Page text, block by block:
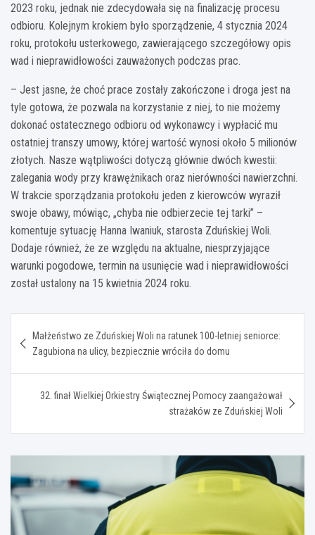
2023 roku, jednak nie zdecydowała się na finalizację procesu
odbioru. Kolejnym krokiem było sporządzenie, 4 stycznia 2024
roku, protokołu usterkowego, zawierającego szczegółowy opis
wad i nieprawidłowości zauważonych podczas prac.
– Jest jasne, że choć prace zostały zakończone i droga jest na
tyle gotowa, że pozwala na korzystanie z niej, to nie możemy
dokonać ostatecznego odbioru od wykonawcy i wypłacić mu
ostatniej transzy umowy, której wartość wynosi około 5 milionów
złotych. Nasze wątpliwości dotyczą głównie dwóch kwestii:
zalegania wody przy krawężnikach oraz nierówności nawierzchni.
W trakcie sporządzania protokołu jeden z kierowców wyraził
swoje obawy, mówiąc, „chyba nie odbierzecie tej tarki” –
komentuje sytuację Hanna Iwaniuk, starosta Zduńskiej Woli.
Dodaje również, że ze względu na aktualne, niesprzyjające
warunki pogodowe, termin na usunięcie wad i nieprawidłowości
został ustalony na 15 kwietnia 2024 roku.
wpisu
Małżeństwo ze Zduńskiej Woli na ratunek 100-letniej seniorce:
Zagubiona na ulicy, bezpiecznie wróciła do domu
32. finał Wielkiej Orkiestry Świątecznej Pomocy zaangażował
strażaków ze Zduńskiej Woli